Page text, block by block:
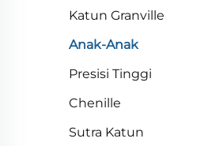
Katun Granville
Anak-Anak
Presisi Tinggi
Chenille
Sutra Katun